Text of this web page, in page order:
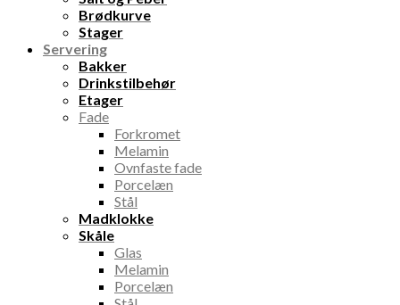
Brødkurve
Stager
Servering
Bakker
Drinkstilbehør
Etager
Fade
Forkromet
Melamin
Ovnfaste fade
Porcelæn
Stål
Madklokke
Skåle
Glas
Melamin
Porcelæn